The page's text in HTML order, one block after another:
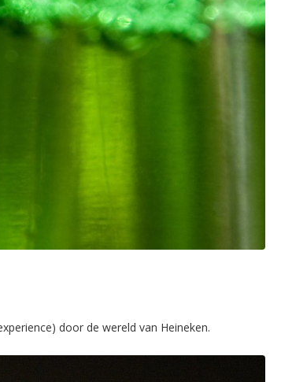
door de wereld van Heineken.